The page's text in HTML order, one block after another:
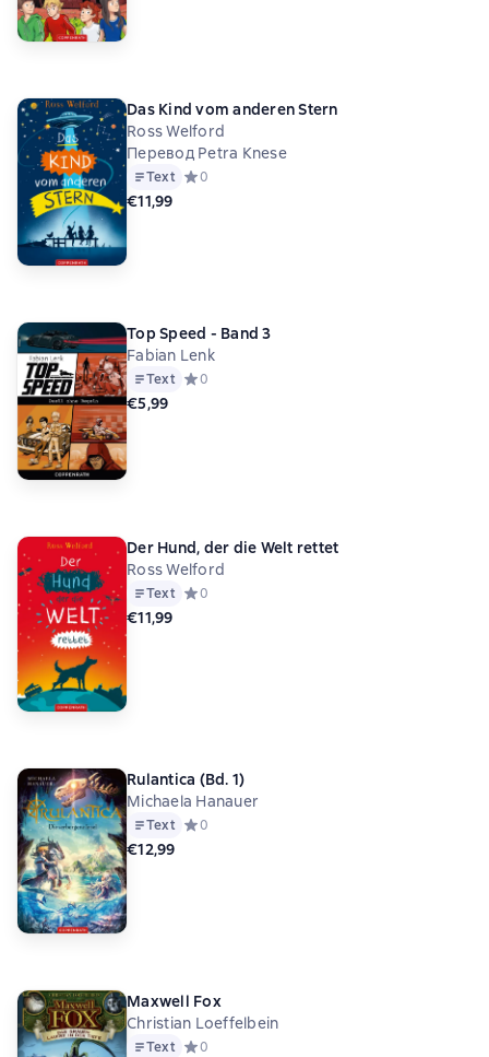
Das Kind vom anderen Stern
Ross Welford
Перевод Petra Knese
Text Средний рейтинг 0 на основе 0 оценок
0
€11,99
Top Speed - Band 3
Fabian Lenk
Text Средний рейтинг 0 на основе 0 оценок
0
€5,99
Der Hund, der die Welt rettet
Ross Welford
Text Средний рейтинг 0 на основе 0 оценок
0
€11,99
Rulantica (Bd. 1)
Michaela Hanauer
Text Средний рейтинг 0 на основе 0 оценок
0
€12,99
Maxwell Fox
Christian Loeffelbein
Text Средний рейтинг 0 на основе 0 оценок
0